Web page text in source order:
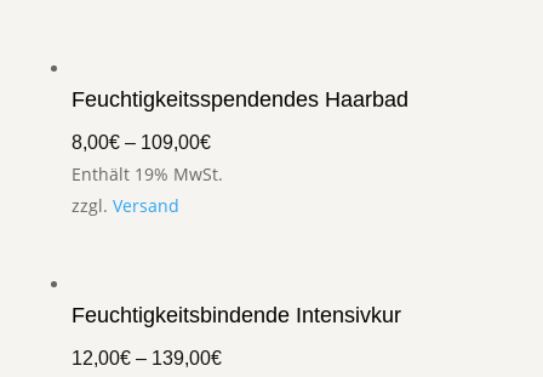
Feuchtigkeitsspendendes Haarbad
8,00€– 109,00€
Enthält 19% MwSt.
zzgl. Versand
Feuchtigkeitsbindende Intensivkur
12,00€– 139,00€